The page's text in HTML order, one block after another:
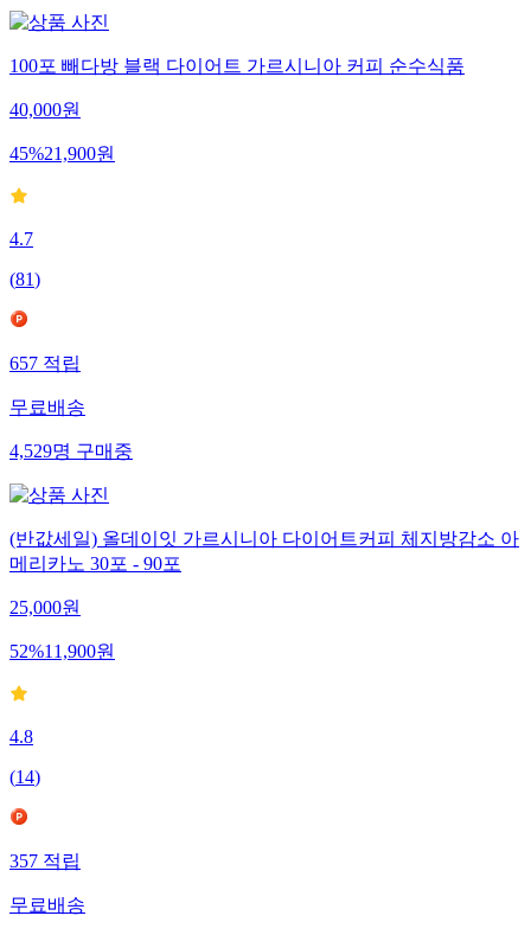
100포 빼다방 블랙 다이어트 가르시니아 커피 순수식품
40,000원
45%21,900원
4.7
(81)
657적립
무료배송
4,529명구매중
(반값세일) 올데이잇 가르시니아 다이어트커피 체지방감소 아
메리카노 30포 - 90포
25,000원
52%11,900원
4.8
(14)
357적립
무료배송